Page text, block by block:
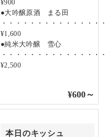
¥900
●大吟醸原酒 まる田
・・・・・・・・・・・・・・
¥1,600
●純米大吟醸 雪心
・・・・・・・・・・・・・・
¥2,500
¥600～
本日のキッシュ